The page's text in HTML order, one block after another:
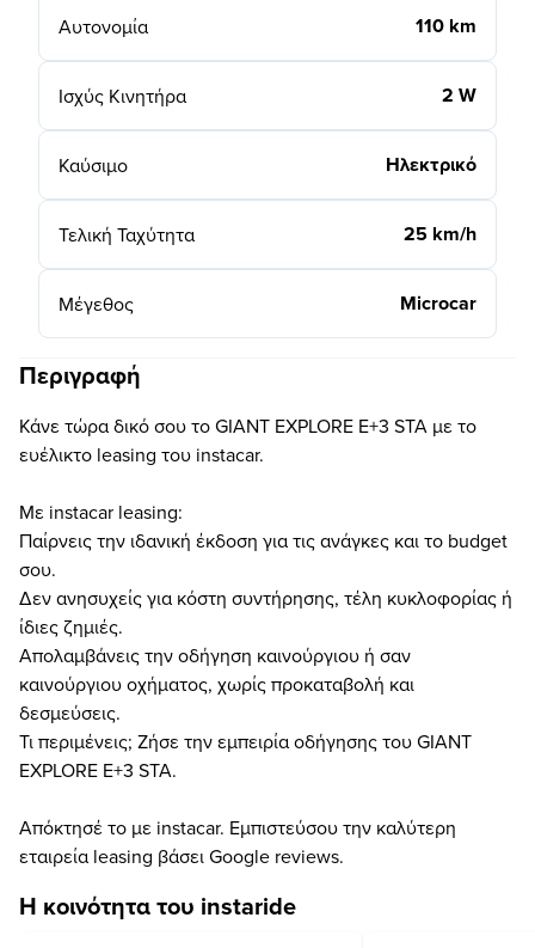
Αυτονομία 110 km
Ισχύς Κινητήρα 2 W
Καύσιμο Ηλεκτρικό
Τελική Ταχύτητα 25 km/h
Μέγεθος Microcar
Περιγραφή
Κάνε τώρα δικό σου το GIANT EXPLORE E+3 STA με το
ευέλικτο leasing του instacar.
Με instacar leasing:
Παίρνεις την ιδανική έκδοση για τις ανάγκες και το budget
σου.
Δεν ανησυχείς για κόστη συντήρησης, τέλη κυκλοφορίας ή
ίδιες ζημιές.
Απολαμβάνεις την οδήγηση καινούργιου ή σαν
καινούργιου οχήματος, χωρίς προκαταβολή και
δεσμεύσεις.
Τι περιμένεις; Ζήσε την εμπειρία οδήγησης του GIANT
EXPLORE E+3 STA.
Απόκτησέ το με instacar. Εμπιστεύσου την καλύτερη
εταιρεία leasing βάσει Google reviews.
Η κοινότητα του instaride